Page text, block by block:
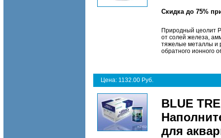
Скидка до 75%
Природный цеолит
от солей железа,
тяжелые металлы и
обратного ионного
Цена: 1132.00 Руб.
BLUE
для